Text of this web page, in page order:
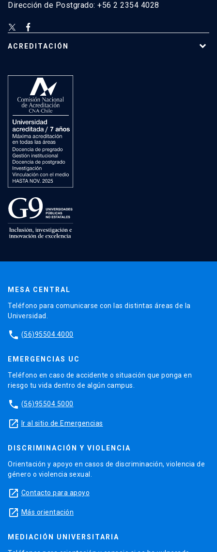
Dirección de Postgrado: +56 2 2354 4028
ACREDITACIÓN
MESA CENTRAL
Teléfono para comunicarse con las distintas áreas de la
Universidad.
phone (56)95504 4000
EMERGENCIAS UC
Teléfono en caso de accidente o situación que ponga en
riesgo tu vida dentro de algún campus.
phone (56)95504 5000
launch Ir al sitio de Emergencias
DISCRIMINACIÓN Y VIOLENCIA
Orientación y apoyo en casos de discriminación, violencia de
género o violencia sexual.
launch Contacto para apoyo
launch Más orientación
MEDIACIÓN UNIVERSITARIA